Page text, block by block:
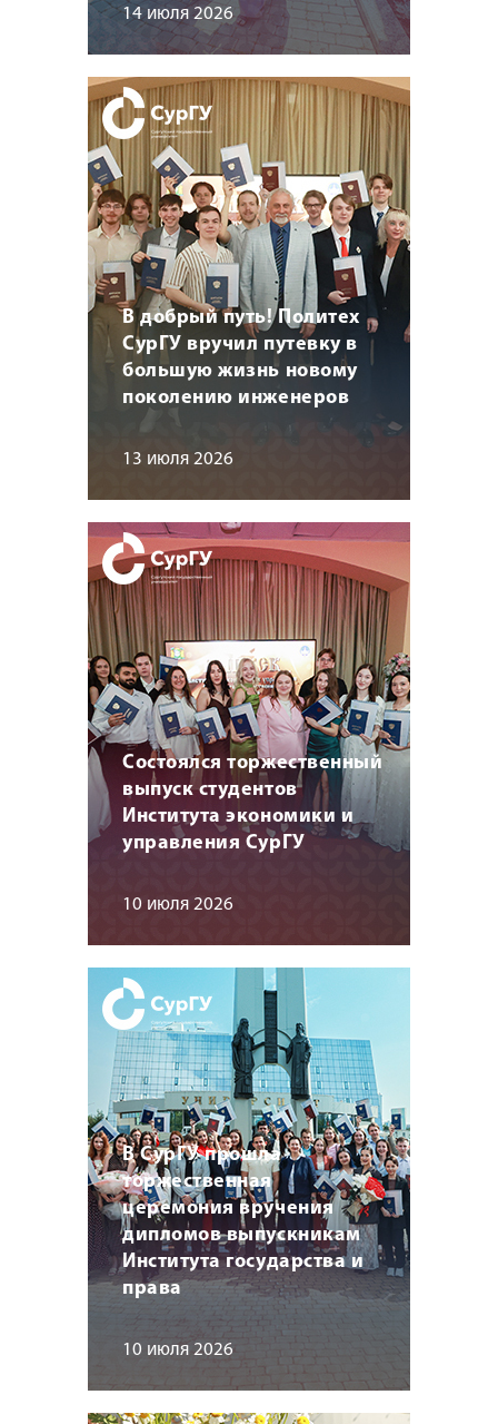
14 июля 2026
В добрый путь! Политех
СурГУ вручил путевку в
большую жизнь новому
поколению инженеров
13 июля 2026
Состоялся торжественный
выпуск студентов
Института экономики и
управления СурГУ
10 июля 2026
В СурГУ прошла
торжественная
церемония вручения
дипломов выпускникам
Института государства и
права
10 июля 2026